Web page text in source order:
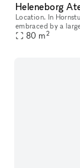
Heleneborg
Location. In
embraced by a
80 m2